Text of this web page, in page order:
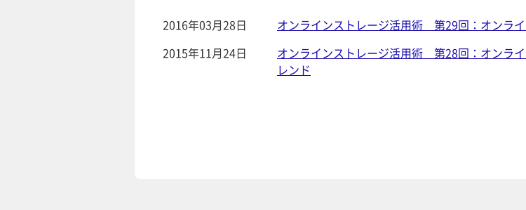
2016年03月28日
オンラインストレージ活用術 第29回：オンラ
2015年11月24日
オンラインストレージ活用術 第28回：オンラ
レンド